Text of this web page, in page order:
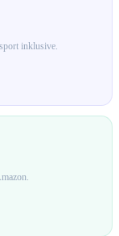
inklusive.